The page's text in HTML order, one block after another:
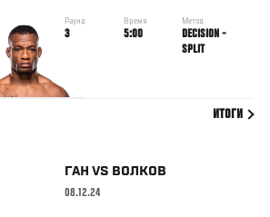
Раунд
3
Время
5:00
Метод
DECISION -
SPLIT
ИТОГИ
ГАН VS ВОЛКОВ
08.12.24